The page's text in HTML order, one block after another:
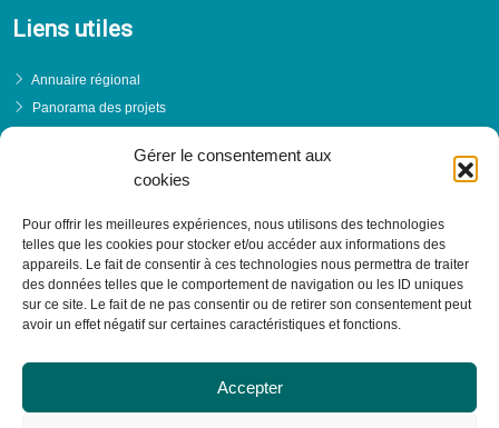
Gérer le consentement aux
cookies
Pour offrir les meilleures expériences, nous utilisons des technologies
telles que les cookies pour stocker et/ou accéder aux informations des
appareils. Le fait de consentir à ces technologies nous permettra de traiter
des données telles que le comportement de navigation ou les ID uniques
sur ce site. Le fait de ne pas consentir ou de retirer son consentement peut
avoir un effet négatif sur certaines caractéristiques et fonctions.
Accepter
Liens utiles
Annuaire régional
Panorama des projets